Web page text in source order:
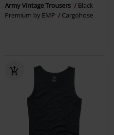
Army Vintage Trousers
Black
Premium by EMP
Cargohose